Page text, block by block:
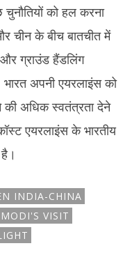
को हल करना
चीन के बीच बातचीत में
ग्राउंड हैंडलिंग
भारत अपनी एयरलाइंस को
की अधिक स्वतंत्रता देने
एयरलाइंस के भारतीय
INDIA-CHINA
VISIT